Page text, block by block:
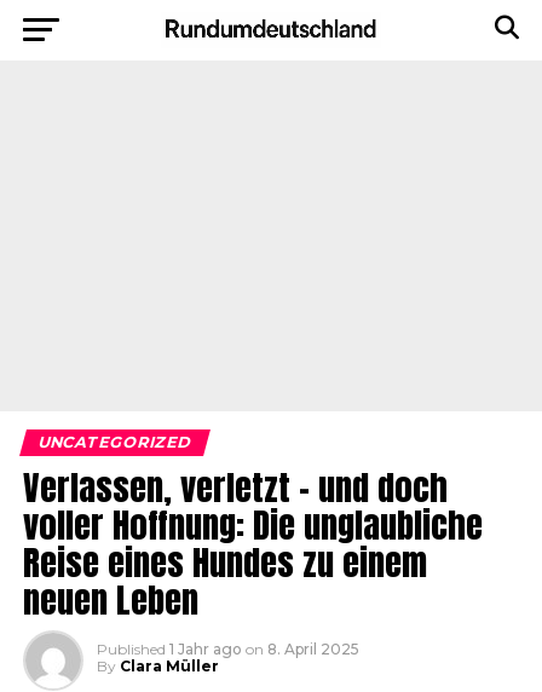
UNCATEGORIZED
Verlassen, verletzt – und doch
voller Hoffnung: Die unglaubliche
Reise eines Hundes zu einem
neuen Leben
Published 1 Jahr ago on 8. April 2025
By Clara Müller